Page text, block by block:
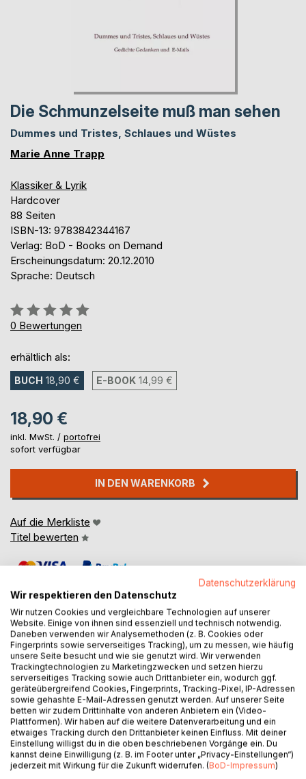
Die Schmunzelseite muß man sehen
Dummes und Tristes, Schlaues und Wüstes
Marie Anne Trapp
Klassiker & Lyrik
Hardcover
88 Seiten
ISBN-13: 9783842344167
Verlag: BoD - Books on Demand
Erscheinungsdatum: 20.12.2010
Sprache: Deutsch
Bewertung::
0%
0 Bewertungen
erhältlich als:
BUCH 18,90 € E-BOOK 14,99 €
18,90 €
inkl. MwSt. / portofrei
sofort verfügbar
IN DEN WARENKORB
Auf die Merkliste
Titel bewerten
BESCHREIBUNG
Eine kleine Zusammenfassung einiger Gedichte sowie
Gedanken und E-Mails in Versform
AUTOR/IN
PRESSESTIMMEN
Datenschutzerklärung
Wir respektieren den Datenschutz
Wir nutzen Cookies und vergleichbare Technologien auf unserer
Website. Einige von ihnen sind essenziell und technisch notwendig.
Daneben verwenden wir Analysemethoden (z. B. Cookies oder
Fingerprints sowie serverseitiges Tracking), um zu messen, wie häufig
unsere Seite besucht und wie sie genutzt wird. Wir verwenden
Trackingtechnologien zu Marketingzwecken und setzen hierzu
serverseitiges Tracking sowie auch Drittanbieter ein, wodurch ggf.
geräteübergreifend Cookies, Fingerprints, Tracking-Pixel, IP-Adressen
sowie gehashte E-Mail-Adressen genutzt werden. Auf unserer Seite
betten wir zudem Drittinhalte von anderen Anbietern ein (Video-
Plattformen). Wir haben auf die weitere Datenverarbeitung und ein
etwaiges Tracking durch den Drittanbieter keinen Einfluss. Mit deiner
Einstellung willigst du in die oben beschriebenen Vorgänge ein. Du
kannst deine Einwilligung (z. B. im Footer unter „Privacy-Einstellungen“)
jederzeit mit Wirkung für die Zukunft widerrufen. (BoD-Impressum)